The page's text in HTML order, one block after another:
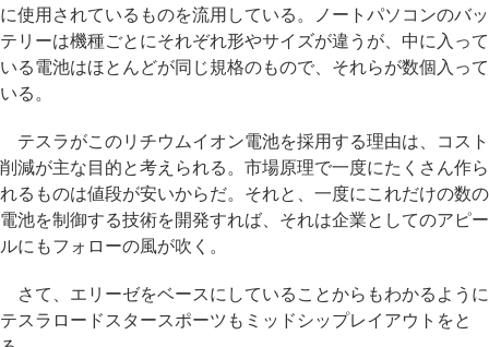
に使用されているものを流用している。ノートパソコンのバッ
テリーは機種ごとにそれぞれ形やサイズが違うが、中に入って
いる電池はほとんどが同じ規格のもので、それらが数個入って
いる。
テスラがこのリチウムイオン電池を採用する理由は、コスト
削減が主な目的と考えられる。市場原理で一度にたくさん作ら
れるものは値段が安いからだ。それと、一度にこれだけの数の
電池を制御する技術を開発すれば、それは企業としてのアピー
ルにもフォローの風が吹く。
さて、エリーゼをベースにしていることからもわかるように
テスラロードスタースポーツもミッドシップレイアウトをと